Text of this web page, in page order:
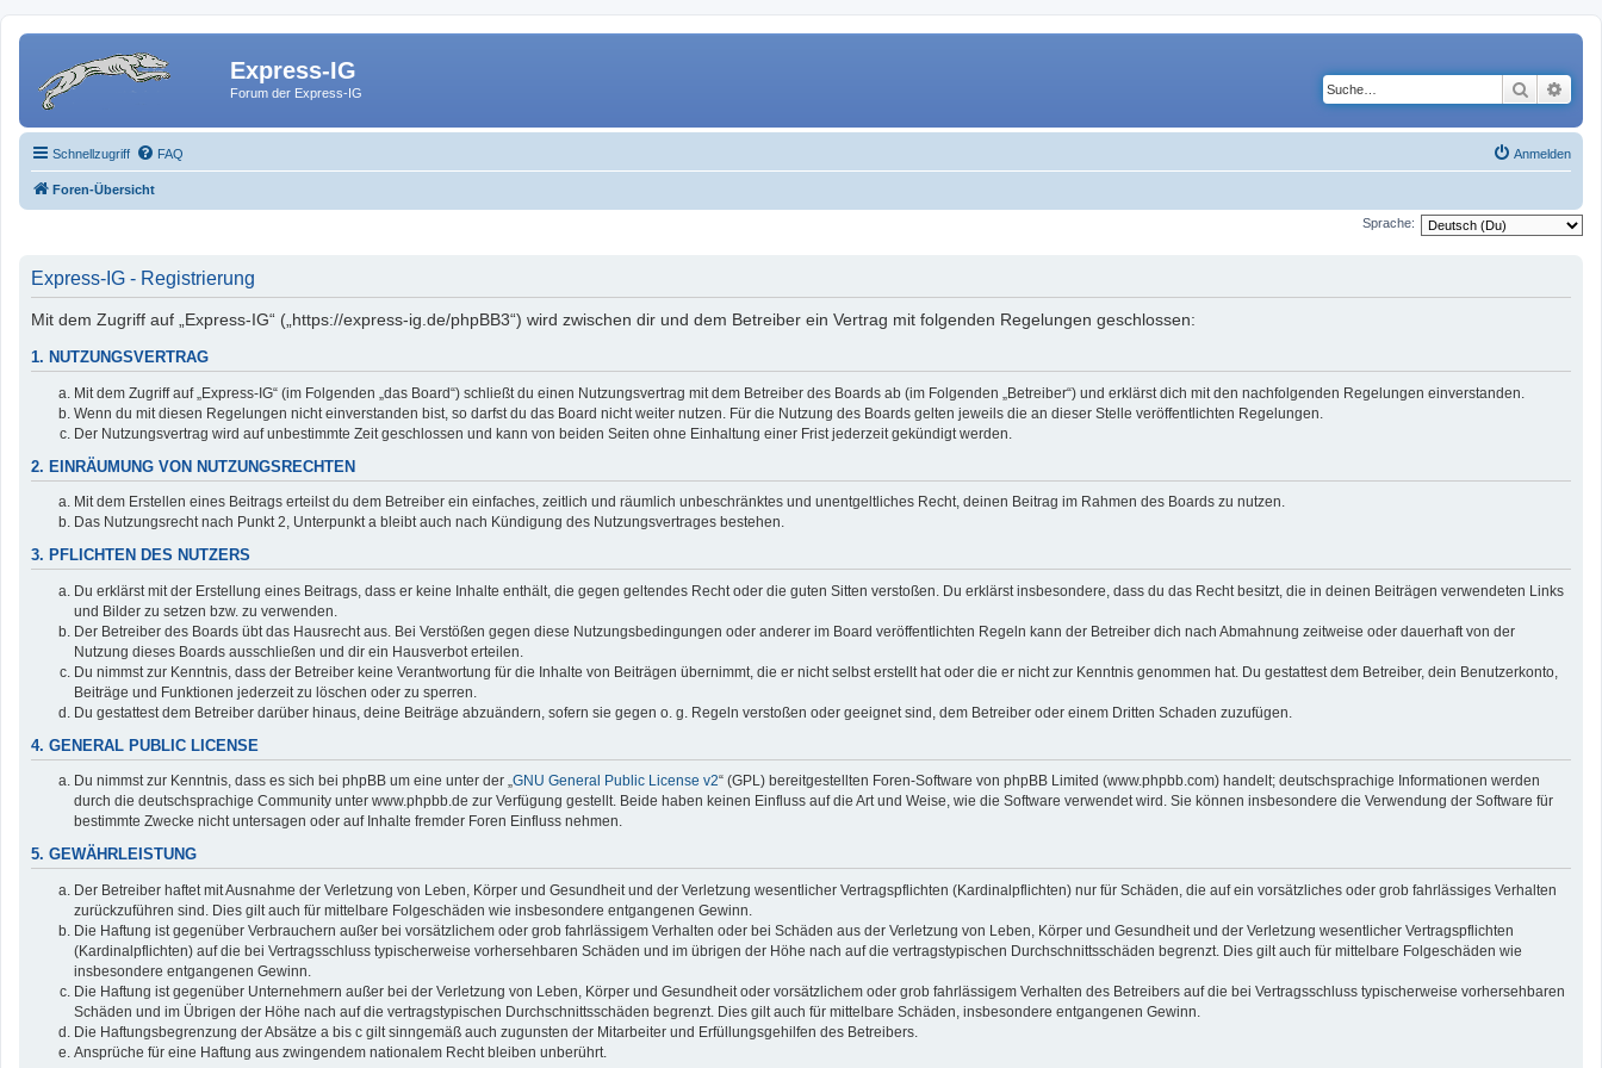
Express-IG
Forum der Express-IG Suche
Schnellzugriff FAQ Anmelden
Foren-Übersicht
Sprache:
Express-IG - Registrierung
Mit dem Zugriff auf „Express-IG“ („https://express-ig.de/phpBB3“) wird zwischen dir und dem Betreiber ein Vertrag mit folgenden Regelungen geschlossen:
1. NUTZUNGSVERTRAG
Mit dem Zugriff auf „Express-IG“ (im Folgenden „das Board“) schließt du einen Nutzungsvertrag mit dem Betreiber des Boards ab (im Folgenden „Betreiber“) und erklärst dich mit den nachfolgenden Regelungen einverstanden.
Wenn du mit diesen Regelungen nicht einverstanden bist, so darfst du das Board nicht weiter nutzen. Für die Nutzung des Boards gelten jeweils die an dieser Stelle veröffentlichten Regelungen.
Der Nutzungsvertrag wird auf unbestimmte Zeit geschlossen und kann von beiden Seiten ohne Einhaltung einer Frist jederzeit gekündigt werden.
2. EINRÄUMUNG VON NUTZUNGSRECHTEN
Mit dem Erstellen eines Beitrags erteilst du dem Betreiber ein einfaches, zeitlich und räumlich unbeschränktes und unentgeltliches Recht, deinen Beitrag im Rahmen des Boards zu nutzen.
Das Nutzungsrecht nach Punkt 2, Unterpunkt a bleibt auch nach Kündigung des Nutzungsvertrages bestehen.
3. PFLICHTEN DES NUTZERS
Du erklärst mit der Erstellung eines Beitrags, dass er keine Inhalte enthält, die gegen geltendes Recht oder die guten Sitten verstoßen. Du erklärst insbesondere, dass du das Recht besitzt, die in deinen Beiträgen verwendeten Links
und Bilder zu setzen bzw. zu verwenden.
Der Betreiber des Boards übt das Hausrecht aus. Bei Verstößen gegen diese Nutzungsbedingungen oder anderer im Board veröffentlichten Regeln kann der Betreiber dich nach Abmahnung zeitweise oder dauerhaft von der
Nutzung dieses Boards ausschließen und dir ein Hausverbot erteilen.
Du nimmst zur Kenntnis, dass der Betreiber keine Verantwortung für die Inhalte von Beiträgen übernimmt, die er nicht selbst erstellt hat oder die er nicht zur Kenntnis genommen hat. Du gestattest dem Betreiber, dein Benutzerkonto,
Beiträge und Funktionen jederzeit zu löschen oder zu sperren.
Du gestattest dem Betreiber darüber hinaus, deine Beiträge abzuändern, sofern sie gegen o. g. Regeln verstoßen oder geeignet sind, dem Betreiber oder einem Dritten Schaden zuzufügen.
4. GENERAL PUBLIC LICENSE
Du nimmst zur Kenntnis, dass es sich bei phpBB um eine unter der „GNU General Public License v2“ (GPL) bereitgestellten Foren-Software von phpBB Limited (www.phpbb.com) handelt; deutschsprachige Informationen werden
durch die deutschsprachige Community unter www.phpbb.de zur Verfügung gestellt. Beide haben keinen Einfluss auf die Art und Weise, wie die Software verwendet wird. Sie können insbesondere die Verwendung der Software für
bestimmte Zwecke nicht untersagen oder auf Inhalte fremder Foren Einfluss nehmen.
5. GEWÄHRLEISTUNG
Der Betreiber haftet mit Ausnahme der Verletzung von Leben, Körper und Gesundheit und der Verletzung wesentlicher Vertragspflichten (Kardinalpflichten) nur für Schäden, die auf ein vorsätzliches oder grob fahrlässiges Verhalten
zurückzuführen sind. Dies gilt auch für mittelbare Folgeschäden wie insbesondere entgangenen Gewinn.
Die Haftung ist gegenüber Verbrauchern außer bei vorsätzlichem oder grob fahrlässigem Verhalten oder bei Schäden aus der Verletzung von Leben, Körper und Gesundheit und der Verletzung wesentlicher Vertragspflichten
(Kardinalpflichten) auf die bei Vertragsschluss typischerweise vorhersehbaren Schäden und im übrigen der Höhe nach auf die vertragstypischen Durchschnittsschäden begrenzt. Dies gilt auch für mittelbare Folgeschäden wie
insbesondere entgangenen Gewinn.
Die Haftung ist gegenüber Unternehmern außer bei der Verletzung von Leben, Körper und Gesundheit oder vorsätzlichem oder grob fahrlässigem Verhalten des Betreibers auf die bei Vertragsschluss typischerweise vorhersehbaren
Schäden und im Übrigen der Höhe nach auf die vertragstypischen Durchschnittsschäden begrenzt. Dies gilt auch für mittelbare Schäden, insbesondere entgangenen Gewinn.
Die Haftungsbegrenzung der Absätze a bis c gilt sinngemäß auch zugunsten der Mitarbeiter und Erfüllungsgehilfen des Betreibers.
Ansprüche für eine Haftung aus zwingendem nationalem Recht bleiben unberührt.